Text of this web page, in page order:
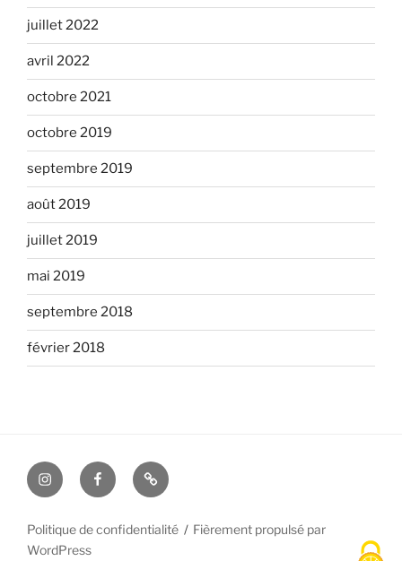
juillet 2022
avril 2022
octobre 2021
octobre 2019
septembre 2019
août 2019
juillet 2019
mai 2019
septembre 2018
février 2018
InstagramFacebook
Politique de confidentialité
Fièrement propulsé par
WordPress